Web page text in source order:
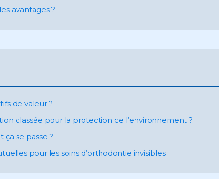
avantages ?
de valeur ?
classée pour la protection de l’environnement ?
se passe ?
pour les soins d’orthodontie invisibles